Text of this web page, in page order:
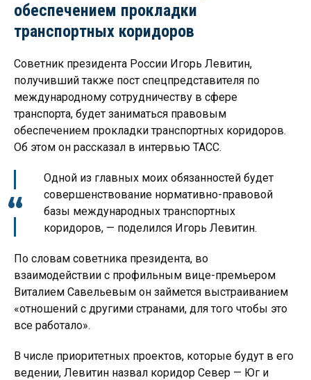
обеспечением прокладки
транспортных коридоров
Советник президента России Игорь Левитин,
получивший также пост спецпредставителя по
международному сотрудничеству в сфере
транспорта, будет заниматься правовым
обеспечением прокладки транспортных коридоров.
Об этом он рассказал в интервью ТАСС.
Одной из главных моих обязанностей будет
совершенствование нормативно-правовой
базы международных транспортных
коридоров, — поделился Игорь Левитин.
По словам советника президента, во
взаимодействии с профильным вице-премьером
Виталием Савельевым он займется выстраиванием
«отношений с другими странами, для того чтобы это
все работало».
В числе приоритетных проектов, которые будут в его
ведении, Левитин назвал коридор Север — Юг и